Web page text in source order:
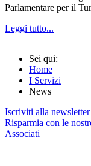
Parlamentare per il
Leggi tutto...
Sei qui:
Home
I Servizi
News
Iscriviti alla newsletter
Risparmia con le
Associati